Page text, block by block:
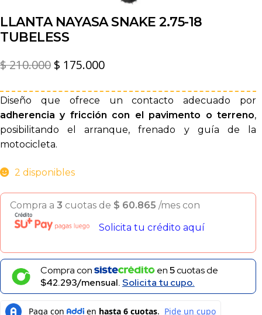
LLANTA NAYASA SNAKE 2.75-18
TUBELESS
$210.000 El
original
era:
$ 210.000.
$ 175.000El
actual
es:
$ 175.000.
Diseño que ofrece un contacto adecuado por
adherencia y fricción con el pavimento o terreno,
posibilitando el arranque, frenado y guía de la
motocicleta.
2 disponibles
Compra a 3 cuotas de $ 60.865 /mes con
Solicita tu crédito aquí
Compra con en5cuotas de
$42.293/mensual.Solicita tu cupo.